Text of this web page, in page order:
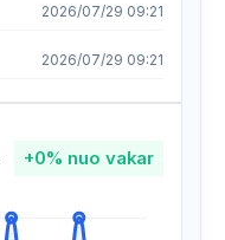
2026/07/29 09:21
2026/07/29 09:21
2026/07/29 08:30
2026/07/28 11:59
+0% nuo vakar